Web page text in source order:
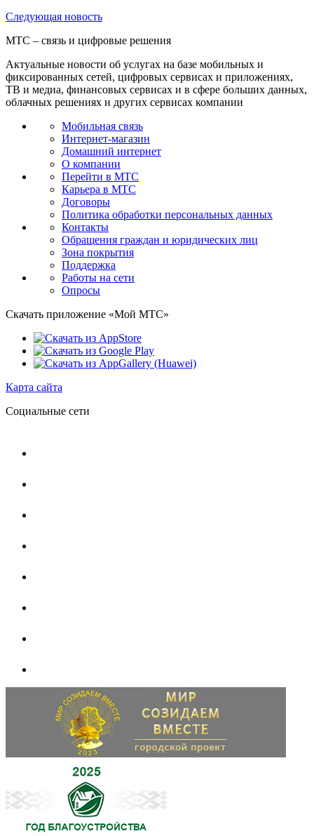
Следующая новость
МТС – связь и цифровые решения
Актуальные новости об услугах на базе мобильных и
фиксированных сетей, цифровых сервисах и приложениях,
ТВ и медиа, финансовых сервисах и в сфере больших данных,
облачных решениях и других сервисах компании
Мобильная связь
Интернет-магазин
Домашний интернет
О компании
Перейти в МТС
Карьера в МТС
Договоры
Политика обработки персональных данных
Контакты
Обращения граждан и юридических лиц
Зона покрытия
Поддержка
Работы на сети
Опросы
Скачать приложение «Мой МТС»
Карта сайта
Социальные сети